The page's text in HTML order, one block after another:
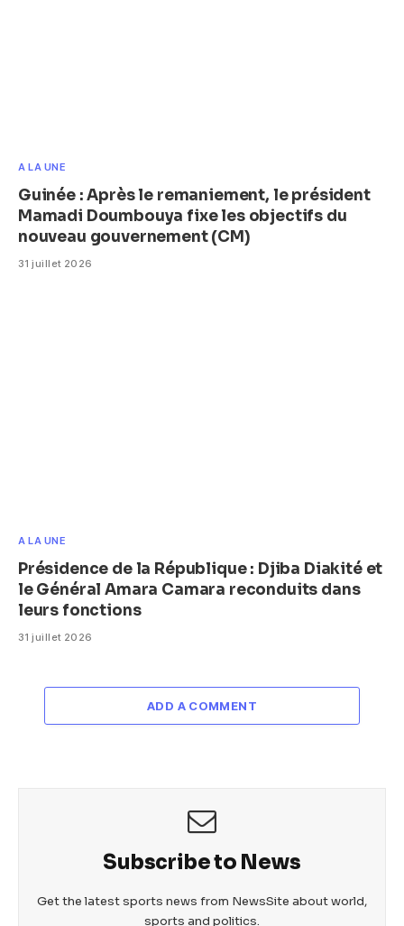
A LA UNE
Guinée : Après le remaniement, le président
Mamadi Doumbouya fixe les objectifs du
nouveau gouvernement (CM)
31 juillet 2026
A LA UNE
Présidence de la République : Djiba Diakité et
le Général Amara Camara reconduits dans
leurs fonctions
31 juillet 2026
ADD A COMMENT
Subscribe to News
Get the latest sports news from NewsSite about world,
sports and politics.